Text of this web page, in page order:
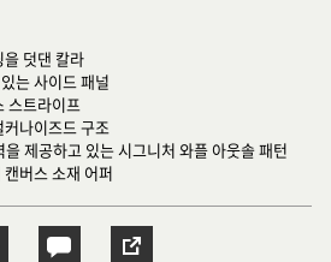
덧댄 칼라
는 사이드 패널
스트라이프
나이즈드 구조
제공하고 있는 시그니처 와플 아웃솔 패턴
버스 소재 어퍼